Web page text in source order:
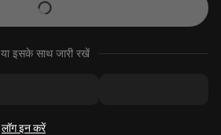
या इसके साथ जारी रखें
लॉग इन करें